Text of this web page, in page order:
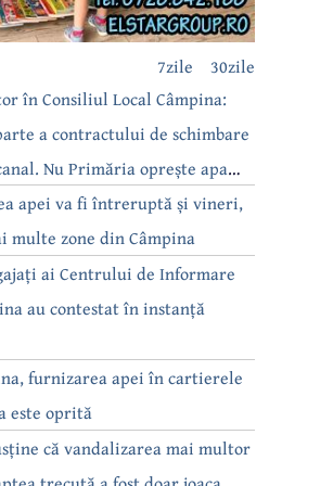
30zile
7zile
în Consiliul Local Câmpina:
a contractului de schimbare
Nu Primăria oprește apa
apei va fi întreruptă și vineri,
multe zone din Câmpina
ai Centrului de Informare
au contestat în instanță
furnizarea apei în cartierele
este oprită
că vandalizarea mai multor